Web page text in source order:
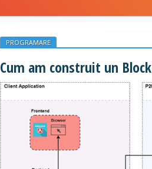
PROGRAMARE
Cum am construit un